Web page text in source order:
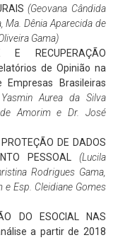
(Geovana Cândida
Ma. Dênia Aparecida de
Gama)
E RECUPERAÇÃO
de Opinião na
Empresas Brasileiras
Aurea da Silva
Amorim e Dr. José
DE DADOS
PESSOAL
(Lucila
Rodrigues Gama,
e Esp. Cleidiane Gomes
DO ESOCIAL NAS
a partir de 2018